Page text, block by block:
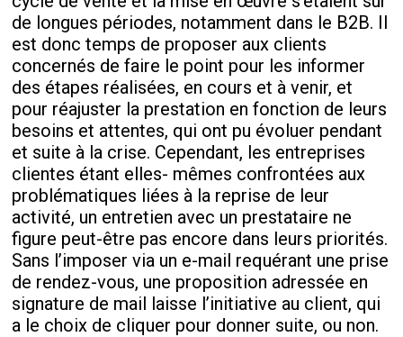
de longues périodes, notamment dans le B2B. Il
est donc temps de proposer aux clients
concernés de faire le point pour les informer
des étapes réalisées, en cours et à venir, et
pour réajuster la prestation en fonction de leurs
besoins et attentes, qui ont pu évoluer pendant
et suite à la crise. Cependant, les entreprises
clientes étant elles- mêmes confrontées aux
problématiques liées à la reprise de leur
activité, un entretien avec un prestataire ne
figure peut-être pas encore dans leurs priorités.
Sans l’imposer via un e-mail requérant une prise
de rendez-vous, une proposition adressée en
signature de mail laisse l’initiative au client, qui
a le choix de cliquer pour donner suite, ou non.